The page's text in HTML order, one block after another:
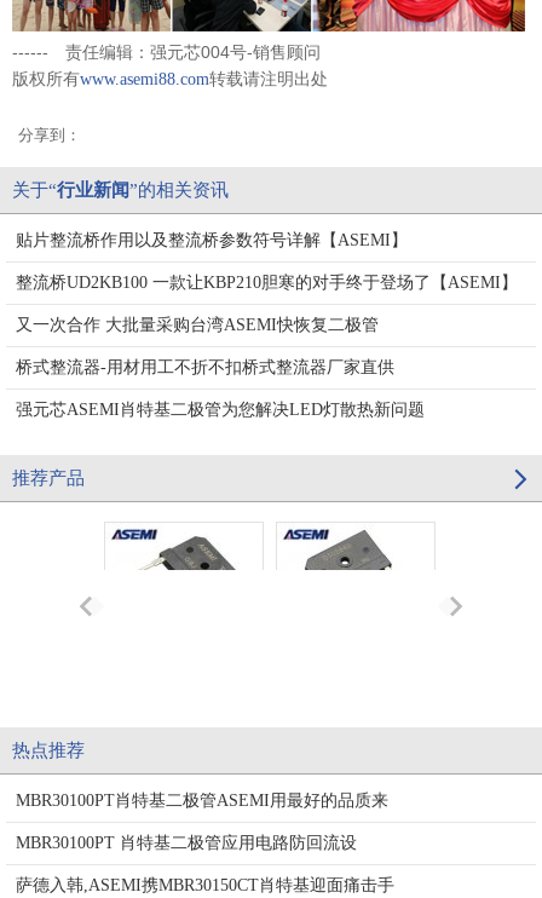
------ 责任编辑：强元芯004号-销售顾问
版权所有www.asemi88.com转载请注明出处
分享到：
关于“行业新闻”的相关资讯
贴片整流桥作用以及整流桥参数符号详解【ASEMI】
整流桥UD2KB100 一款让KBP210胆寒的对手终于登场了【ASEMI】
又一次合作 大批量采购台湾ASEMI快恢复二极管
桥式整流器-用材用工不折不扣桥式整流器厂家直供
强元芯ASEMI肖特基二极管为您解决LED灯散热新问题
推荐产品
热点推荐
MBR30100PT肖特基二极管ASEMI用最好的品质来
MBR30100PT 肖特基二极管应用电路防回流设
萨德入韩,ASEMI携MBR30150CT肖特基迎面痛击手